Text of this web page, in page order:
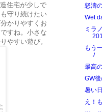
住宅が少しで
守り続けたい
かりやすくお
すね。小さな
やすい遊び。
怒濤
Wet
ミラ
もう
ﾉ
最高
GW
暑い
え！